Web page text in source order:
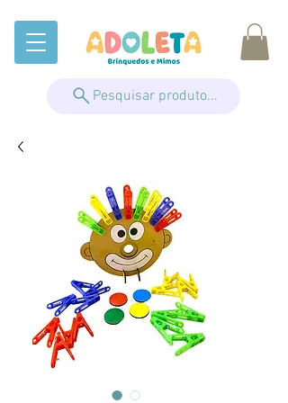
Pesquisar produto...